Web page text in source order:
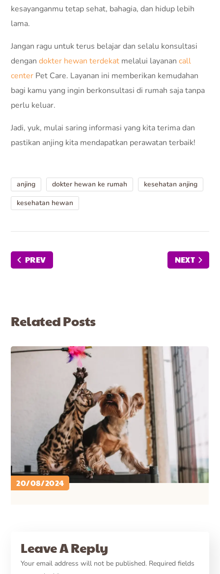
kesayanganmu tetap sehat, bahagia, dan hidup lebih
lama.
Jangan ragu untuk terus belajar dan selalu konsultasi
dengandokter hewan terdekat melalui layanancall
center Pet Care. Layanan ini memberikan kemudahan
bagi kamu yang ingin berkonsultasi di rumah saja tanpa
perlu keluar.
Jadi, yuk, mulai saring informasi yang kita terima dan
pastikan anjing kita mendapatkan perawatan terbaik!
anjing dokter hewan ke rumah
kesehatan anjing
kesehatan hewan
PREV NEXT
Related Posts
20/08/2024
Pentingnya Pemeriksaan
Hematologi untuk Anabul
Leave A Reply
Your email address will not be published. Required fields